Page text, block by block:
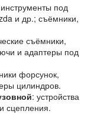
под
и др.; съёмники,
съёмники,
и адаптеры под
форсунок,
цилиндров.
: устройства
сцепления.